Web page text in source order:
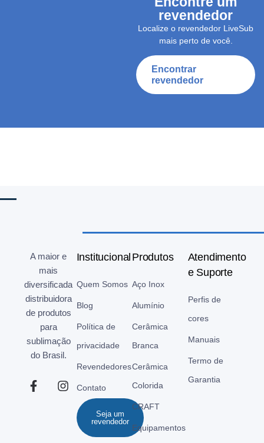
revendedor
Localize o revendedor LiveSub
mais perto de você.
Encontrar
revendedor
A maior e
mais
diversificada
distribuidora
de produtos
para
sublimação
do Brasil.
Institucional
Quem Somos
Blog
Política de
privacidade
Revendedores
Contato
Seja um
revendedor
Produtos
Aço Inox
Alumínio
Cerâmica
Branca
Cerâmica
Colorida
CRAFT
Equipamentos
Atendimento
e Suporte
Perfis de
cores
Manuais
Termo de
Garantia